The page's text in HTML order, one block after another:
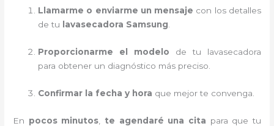
Llamarme o enviarme un mensaje con los detalles
de tu
lavasecadora Samsung.
Proporcionarme el modelo de tu lavasecadora
para obtener un diagnóstico más preciso.
Confirmar la fecha y hora que mejor te convenga.
En pocos minutos te agendaré una cita para que tu